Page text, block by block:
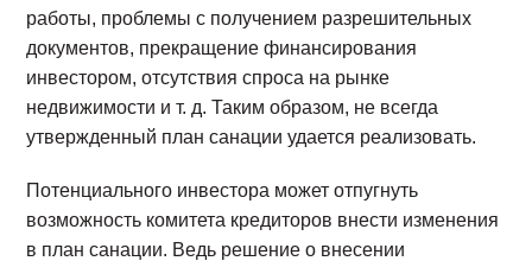
работы, проблемы с получением разрешительных
документов, прекращение финансирования
инвестором, отсутствия спроса на рынке
недвижимости и т. д. Таким образом, не всегда
утвержденный план санации удается реализовать.
Потенциального инвестора может отпугнуть
возможность комитета кредиторов внести изменения
в план санации. Ведь решение о внесении